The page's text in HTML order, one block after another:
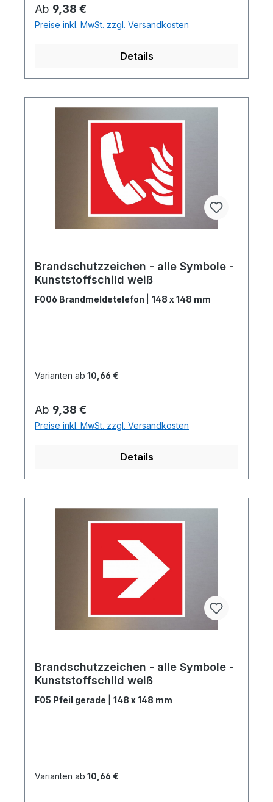
Regulärer Preis:
Ab 9,38 €
Preise inkl. MwSt. zzgl. Versandkosten
Details
Brandschutzzeichen - alle Symbole -
Kunststoffschild weiß
F006 Brandmeldetelefon 148 x 148 mm
Varianten ab 10,66 €
Regulärer Preis:
Ab 9,38 €
Preise inkl. MwSt. zzgl. Versandkosten
Details
Brandschutzzeichen - alle Symbole -
Kunststoffschild weiß
F05 Pfeil gerade 148 x 148 mm
Varianten ab 10,66 €